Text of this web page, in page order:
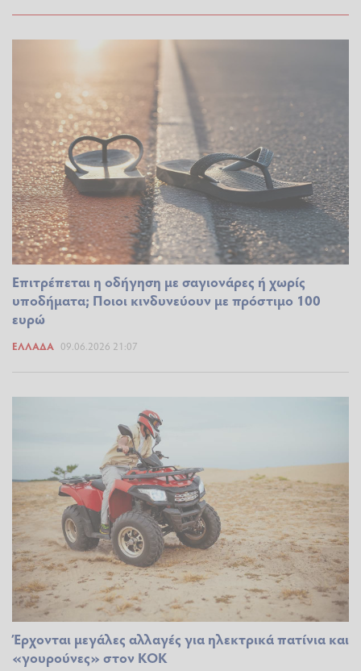
Επιτρέπεται η οδήγηση με σαγιονάρες ή χωρίς
υποδήματα; Ποιοι κινδυνεύουν με πρόστιμο 100
ευρώ
ΕΛΛΆΔΑ 09.06.2026 21:07
Έρχονται μεγάλες αλλαγές για ηλεκτρικά πατίνια και
«γουρούνες» στον ΚΟΚ